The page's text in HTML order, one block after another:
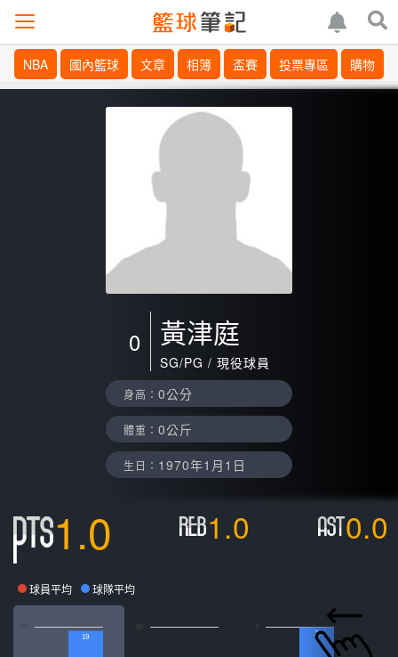
NBA 國內籃球 文章 相簿 盃賽 投票專區 購物
0 黃津庭
SG/PG / 現役球員
身高： 0公分
體重： 0公斤
生日： 1970年1月1日
1.0 1.0 0.0
球員平均 球隊平均
20
19
50 2
2